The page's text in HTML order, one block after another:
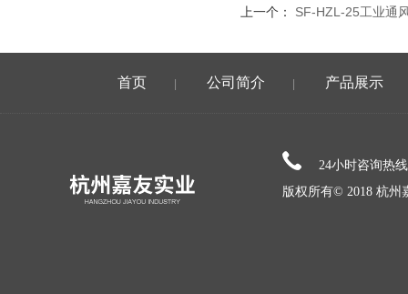
上一个： SF-HZL-25工业通
首页 公司简介 产品展示
24小时咨询热
版权所有© 2018 杭州